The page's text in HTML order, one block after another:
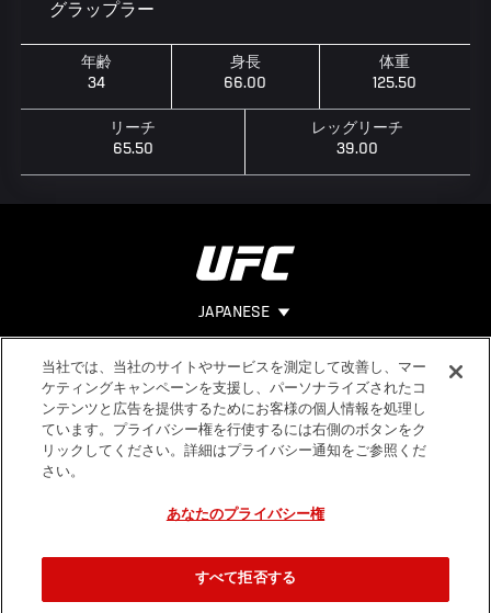
グラップラー
年齢
34
身長
66.00
体重
125.50
リーチ
65.50
レッグリーチ
39.00
JAPANESE
Footer ヘルプ
法的事項
利用規約
個人情報保
当社では、当社のサイトやサービスを測定して改善し、マー
ケティングキャンペーンを支援し、パーソナライズされたコ
ンテンツと広告を提供するためにお客様の個人情報を処理し
ています。プライバシー権を行使するには右側のボタンをク
リックしてください。詳細はプライバシー通知をご参照くだ
さい。
あなたのプライバシー権
すべて拒否する